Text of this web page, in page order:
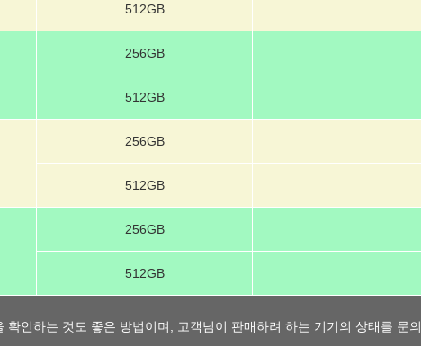
512GB
256GB
512GB
256GB
512GB
256GB
512GB
인하는 것도 좋은 방법이며, 고객님이 판매하려 하는 기기의 상태를 문